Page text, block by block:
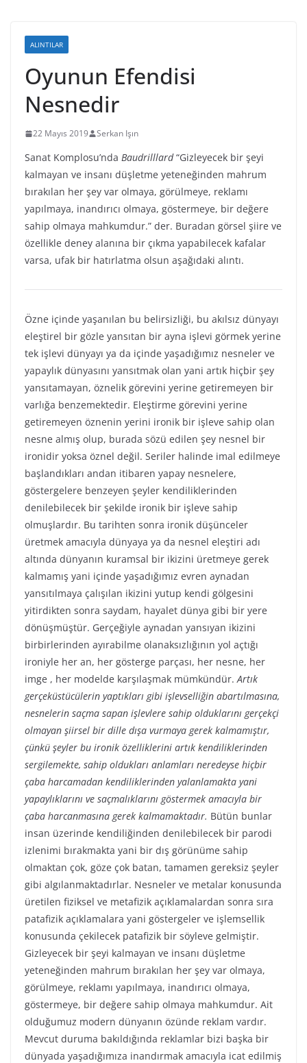
ALINTILAR
Oyunun Efendisi
Nesnedir
22 Mayıs 2019 Serkan Işın
Sanat Komplosu’nda Baudrilllard“Gizleyecek bir şeyi
kalmayan ve insanı düşletme yeteneğinden mahrum
bırakılan her şey var olmaya, görülmeye, reklamı
yapılmaya, inandırıcı olmaya, göstermeye, bir değere
sahip olmaya mahkumdur.” der. Buradan görsel şiire ve
özellikle deney alanına bir çıkma yapabilecek kafalar
varsa, ufak bir hatırlatma olsun aşağıdaki alıntı.
Özne içinde yaşanılan bu belirsizliği, bu akılsız dünyayı
eleştirel bir gözle yansıtan bir ayna işlevi görmek yerine
tek işlevi dünyayı ya da içinde yaşadığımız nesneler ve
yapaylık dünyasını yansıtmak olan yani artık hiçbir şey
yansıtamayan, öznelik görevini yerine getiremeyen bir
varlığa benzemektedir. Eleştirme görevini yerine
getiremeyen öznenin yerini ironik bir işleve sahip olan
nesne almış olup, burada sözü edilen şey nesnel bir
ironidir yoksa öznel değil. Seriler halinde imal edilmeye
başlandıkları andan itibaren yapay nesnelere,
göstergelere benzeyen şeyler kendiliklerinden
denilebilecek bir şekilde ironik bir işleve sahip
olmuşlardır. Bu tarihten sonra ironik düşünceler
üretmek amacıyla dünyaya ya da nesnel eleştiri adı
altında dünyanın kuramsal bir ikizini üretmeye gerek
kalmamış yani içinde yaşadığımız evren aynadan
yansıtılmaya çalışılan ikizini yutup kendi gölgesini
yitirdikten sonra saydam, hayalet dünya gibi bir yere
dönüşmüştür. Gerçeğiyle aynadan yansıyan ikizini
birbirlerinden ayırabilme olanaksızlığının yol açtığı
ironiyle her an, her gösterge parçası, her nesne, her
imge , her modelde karşılaşmak mümkündür.Artık
gerçeküstücülerin yaptıkları gibi işlevselliğin abartılmasına,
nesnelerin saçma sapan işlevlere sahip olduklarını gerçekçi
olmayan şiirsel bir dille dışa vurmaya gerek kalmamıştır,
çünkü şeyler bu ironik özelliklerini artık kendiliklerinden
sergilemekte, sahip oldukları anlamları neredeyse hiçbir
çaba harcamadan kendiliklerinden yalanlamakta yani
yapaylıklarını ve saçmalıklarını göstermek amacıyla bir
çaba harcanmasına gerek kalmamaktadır. Bütün bunlar
insan üzerinde kendiliğinden denilebilecek bir parodi
izlenimi bırakmakta yani bir dış görünüme sahip
olmaktan çok, göze çok batan, tamamen gereksiz şeyler
gibi algılanmaktadırlar. Nesneler ve metalar konusunda
üretilen fiziksel ve metafizik açıklamalardan sonra sıra
patafizik açıklamalara yani göstergeler ve işlemsellik
konusunda çekilecek patafizik bir söyleve gelmiştir.
Gizleyecek bir şeyi kalmayan ve insanı düşletme
yeteneğinden mahrum bırakılan her şey var olmaya,
görülmeye, reklamı yapılmaya, inandırıcı olmaya,
göstermeye, bir değere sahip olmaya mahkumdur. Ait
olduğumuz modern dünyanın özünde reklam vardır.
Mevcut duruma bakıldığında reklamlar bizi başka bir
dünyada yaşadığımıza inandırmak amacıyla icat edilmiş